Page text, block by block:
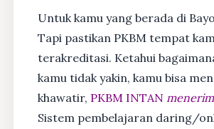
Untuk kamu yang berada di
Tapi pastikan PKBM tempat
terakreditasi. Ketahui
kamu tidak yakin, kamu bisa
khawatir, PKBM INTAN
Sistem pembelajaran daring/